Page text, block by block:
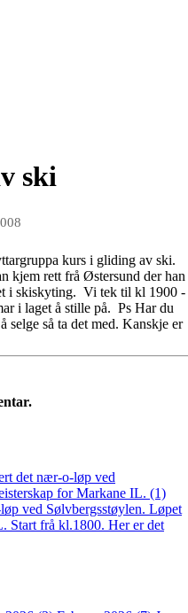
ski
kurs i gliding av ski.
kjem rett frå Østersund der han
i skiskyting. Vi tek til kl 1900 -
i laget å stille på. Ps Har du
selge så ta det med. Kanskje er
det nær-o-løp ved
for Markane IL. (1)
ved Sølvbergsstøylen. Løpet
Start frå kl.1800. Her er det